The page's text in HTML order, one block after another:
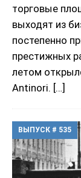
торговые
выходят из
постепенно
престижных
летом
Antinori. […]
ВЫПУСК # 535